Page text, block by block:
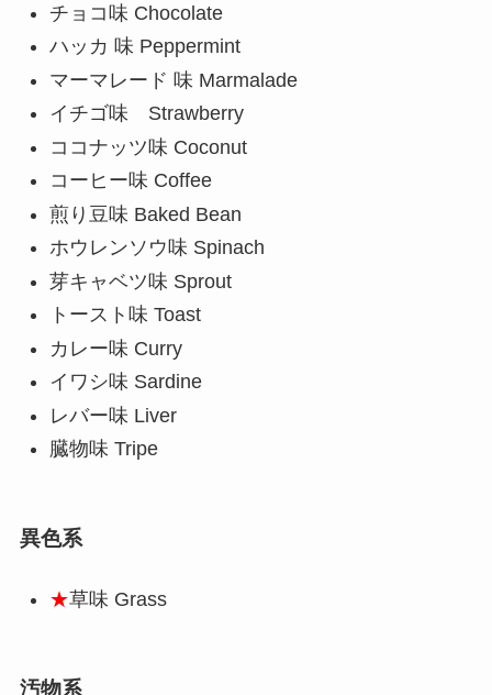
チョコ味 Chocolate
ハッカ 味 Peppermint
マーマレード 味 Marmalade
イチゴ味 Strawberry
ココナッツ味 Coconut
コーヒー味 Coffee
煎り豆味 Baked Bean
ホウレンソウ味 Spinach
芽キャベツ味 Sprout
トースト味 Toast
カレー味 Curry
イワシ味 Sardine
レバー味 Liver
臓物味 Tripe
異色系
★草味 Grass
汚物系